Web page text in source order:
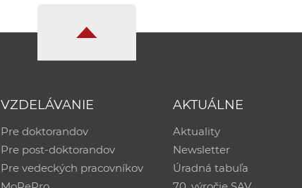
VZDELÁVANIE
Pre doktorandov
Pre post-doktorandov
Pre vedeckých pracovníkov
AKTUÁLNE
Aktuality
Newsletter
Úradná tabuľa